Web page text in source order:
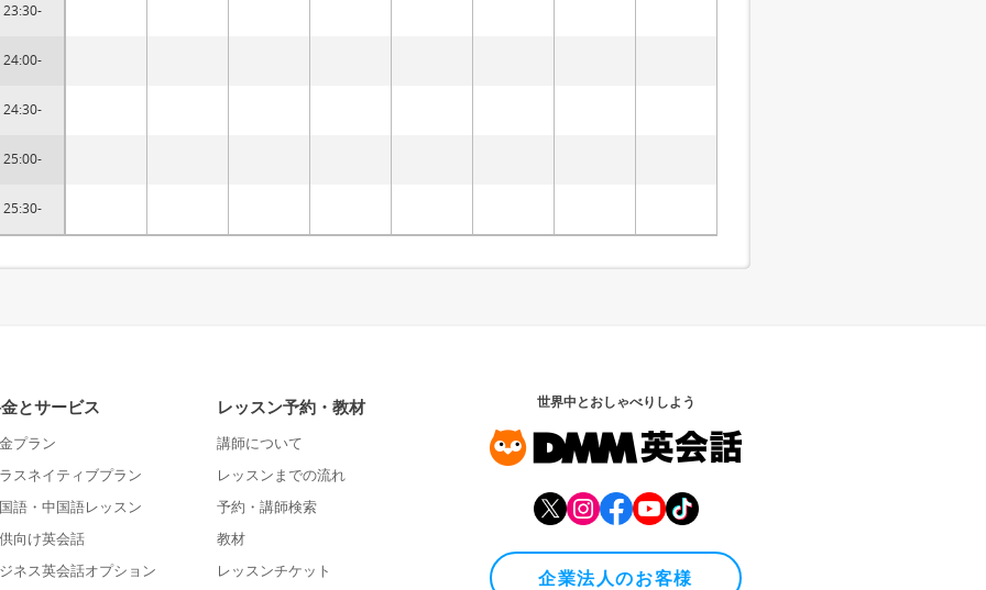
23:30-
24:00-
24:30-
25:00-
25:30-
とサービス
プラン
スネイティブプラン
語・中国語レッスン
向け英会話
ネス英会話オプション
レッスン予約・教材
講師について
レッスンまでの流れ
予約・講師検索
教材
レッスンチケット
世界中とおしゃべりしよう
企業法人のお客様